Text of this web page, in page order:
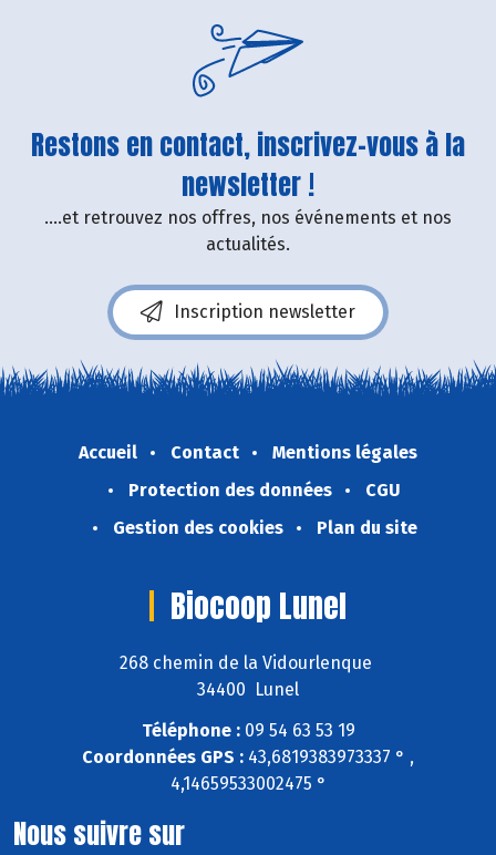
Restons en contact, inscrivez-vous à la
newsletter !
....et retrouvez nos offres, nos événements et nos
actualités.
Inscription newsletter
Accueil Contact
Mentions légales
Protection des données
CGU
Gestion des cookies
Plan du site
Biocoop Lunel
268 chemin de la Vidourlenque
34400 Lunel
Téléphone :09 54 63 53 19
Coordonnées GPS : 43,6819383973337 ° ,
4,14659533002475 °
Nous suivre sur